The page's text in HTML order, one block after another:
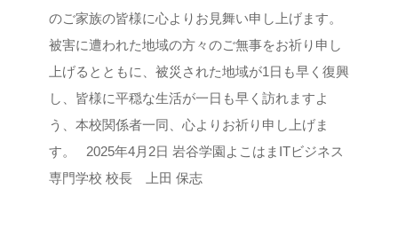
留学生活
進学・就職
about IWATANI
のご家族の皆様に心よりお見舞い申し上げます。
被害に遭われた地域の方々のご無事をお祈り申し
上げるとともに、被災された地域が1日も早く復興
し、皆様に平穏な生活が一日も早く訪れますよ
う、本校関係者一同、心よりお祈り申し上げま
す。 2025年4月2日 岩谷学園よこはまITビジネス
専門学校 校長 上田 保志